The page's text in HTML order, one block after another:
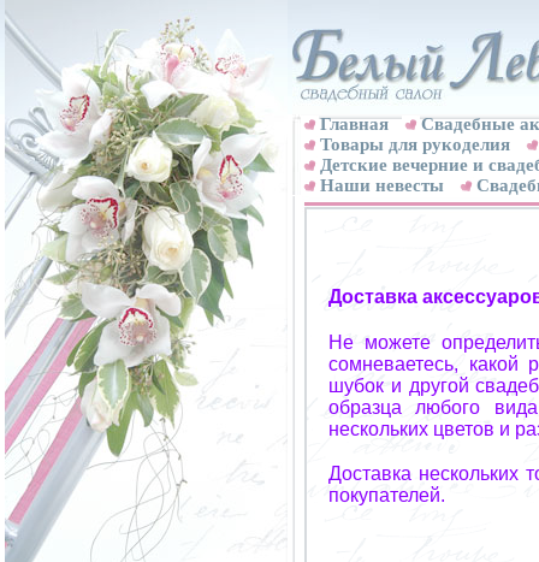
Главная
Свадебные
Товары для рукоделия
Детские вечерние и
Наши невесты
Доставка
Не можете
сомневаетесь, какой
шубок и другой
образца любого
нескольких цветов и
Доставка нескольких
покупателей.